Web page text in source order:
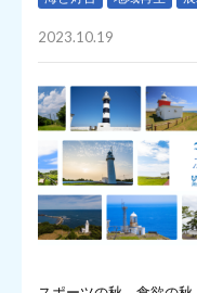
2023.10.19